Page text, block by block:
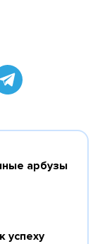
арбузы
успеху